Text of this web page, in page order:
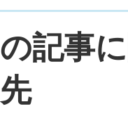
記事